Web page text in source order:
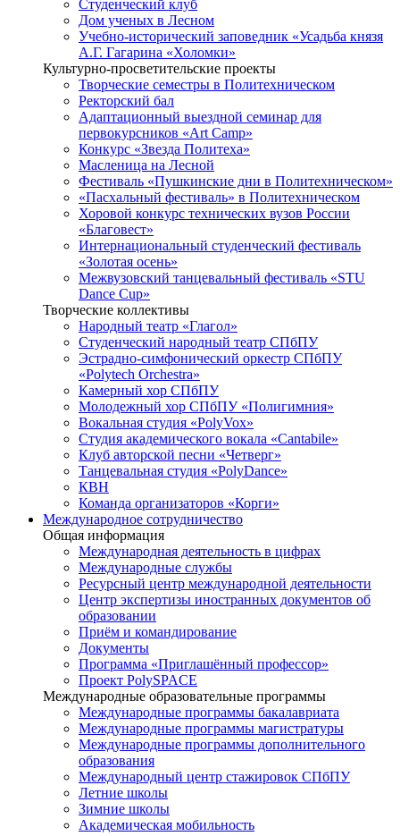
Студенческий клуб
Дом ученых в Лесном
Учебно-исторический заповедник «Усадьба князя
А.Г. Гагарина «Холомки»
Культурно-просветительские проекты
Творческие семестры в Политехническом
Ректорский бал
Адаптационный выездной семинар для
первокурсников «Art Camp»
Конкурс «Звезда Политеха»
Масленица на Лесной
Фестиваль «Пушкинские дни в Политехническом»
«Пасхальный фестиваль» в Политехническом
Хоровой конкурс технических вузов России
«Благовест»
Интернациональный студенческий фестиваль
«Золотая осень»
Межвузовский танцевальный фестиваль «STU
Dance Cup»
Творческие коллективы
Народный театр «Глагол»
Студенческий народный театр СПбПУ
Эстрадно-симфонический оркестр СПбПУ
«Polytech Orchestra»
Камерный хор СПбПУ
Молодежный хор СПбПУ «Полигимния»
Вокальная студия «PolyVox»
Студия академического вокала «Cantabile»
Клуб авторской песни «Четверг»
Танцевальная студия «PolyDance»
КВН
Команда организаторов «Корги»
Международное сотрудничество
Общая информация
Международная деятельность в цифрах
Международные службы
Ресурсный центр международной деятельности
Центр экспертизы иностранных документов об
образовании
Приём и командирование
Документы
Программа «Приглашённый профессор»
Проект PolySPACE
Международные образовательные программы
Международные программы бакалавриата
Международные программы магистратуры
Международные программы дополнительного
образования
Международный центр стажировок СПбПУ
Летние школы
Зимние школы
Академическая мобильность